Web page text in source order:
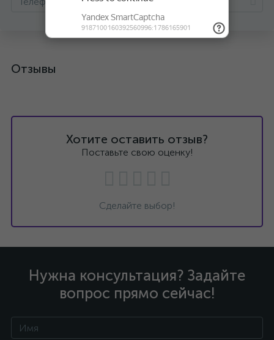
Отзывы
Хотите оставить отзыв?
Поставьте свою оценку!
Сделайте выбор!
Нужна консультация? Задайте
вопрос прямо сейчас!